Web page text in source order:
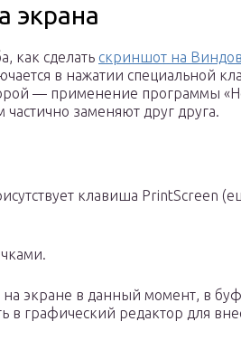
экрана
как сделать скриншот на
в нажатии специальной
— применение программы
заменяют друг друга.
клавиша PrintScreen
на экране в данный момент, в
в графический редактор для